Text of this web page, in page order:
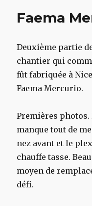
pas
les
jours
Faema
Deuxième partie
chantier qui
fût fabriquée à
Faema Mercurio.
Premières photos.
manque tout de
nez avant et le
chauffe tasse.
moyen de
défi.